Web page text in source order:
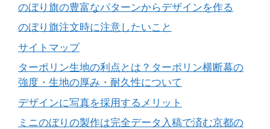
のぼり旗の豊富なパターンからデザインを作る
のぼり旗注文時に注意したいこと
サイトマップ
ターポリン生地の利点とは？ターポリン横断幕の
強度・生地の厚み・耐久性について
デザインに写真を採用するメリット
ミニのぼりの製作は完全データ入稿で済む京都の